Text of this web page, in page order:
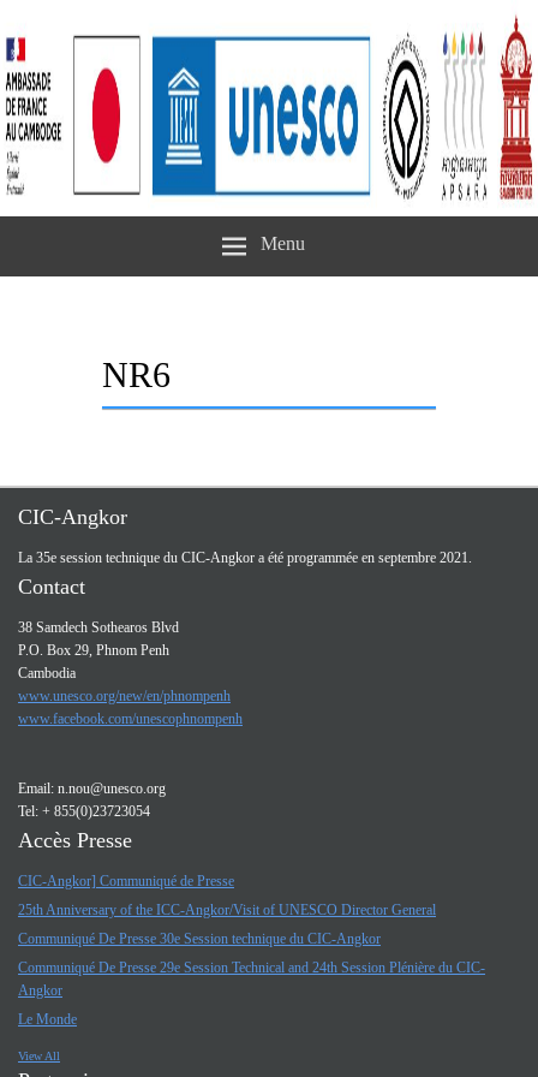
Menu
NR6
CIC-Angkor
La 35e session technique du CIC-Angkor a été programmée en septembre 2021.
Contact
38 Samdech Sothearos Blvd
P.O. Box 29, Phnom Penh
Cambodia
www.unesco.org/new/en/phnompenh
www.facebook.com/unescophnompenh
Email: n.nou@unesco.org
Tel: + 855(0)23723054
Accès Presse
CIC-Angkor] Communiqué de Presse
25th Anniversary of the ICC-Angkor/Visit of UNESCO Director General
Communiqué De Presse 30e Session technique du CIC-Angkor
Communiqué De Presse 29e Session Technical and 24th Session Plénière du CIC-
Angkor
Le Monde
View All